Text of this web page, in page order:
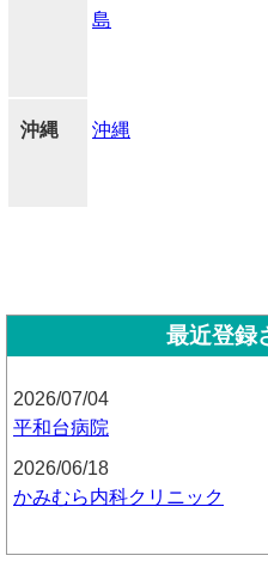
島
沖縄 沖縄
最近登録
2026/07/04
平和台病院
2026/06/18
かみむら内科クリニック